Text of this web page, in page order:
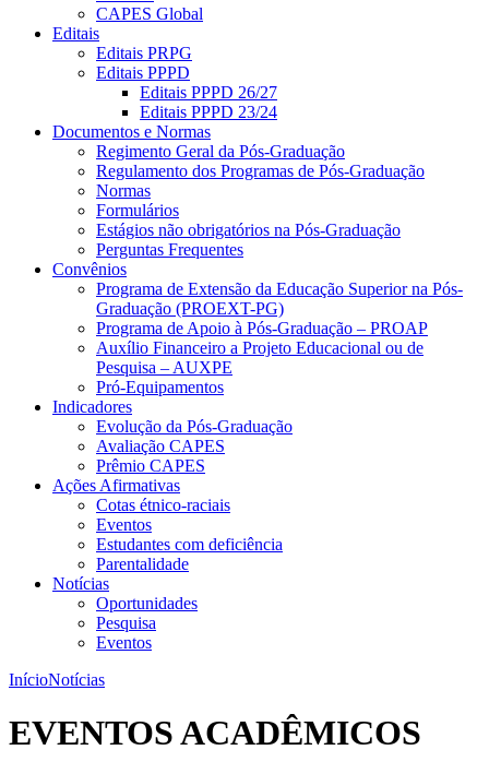
CAPES Global
Editais
Editais PRPG
Editais PPPD
Editais PPPD 26/27
Editais PPPD 23/24
Documentos e Normas
Regimento Geral da Pós-Graduação
Regulamento dos Programas de Pós-Graduação
Normas
Formulários
Estágios não obrigatórios na Pós-Graduação
Perguntas Frequentes
Convênios
Programa de Extensão da Educação Superior na Pós-
Graduação (PROEXT-PG)
Programa de Apoio à Pós-Graduação – PROAP
Auxílio Financeiro a Projeto Educacional ou de
Pesquisa – AUXPE
Pró-Equipamentos
Indicadores
Evolução da Pós-Graduação
Avaliação CAPES
Prêmio CAPES
Ações Afirmativas
Cotas étnico-raciais
Eventos
Estudantes com deficiência
Parentalidade
Notícias
Oportunidades
Pesquisa
Eventos
InícioNotícias
EVENTOS ACADÊMICOS